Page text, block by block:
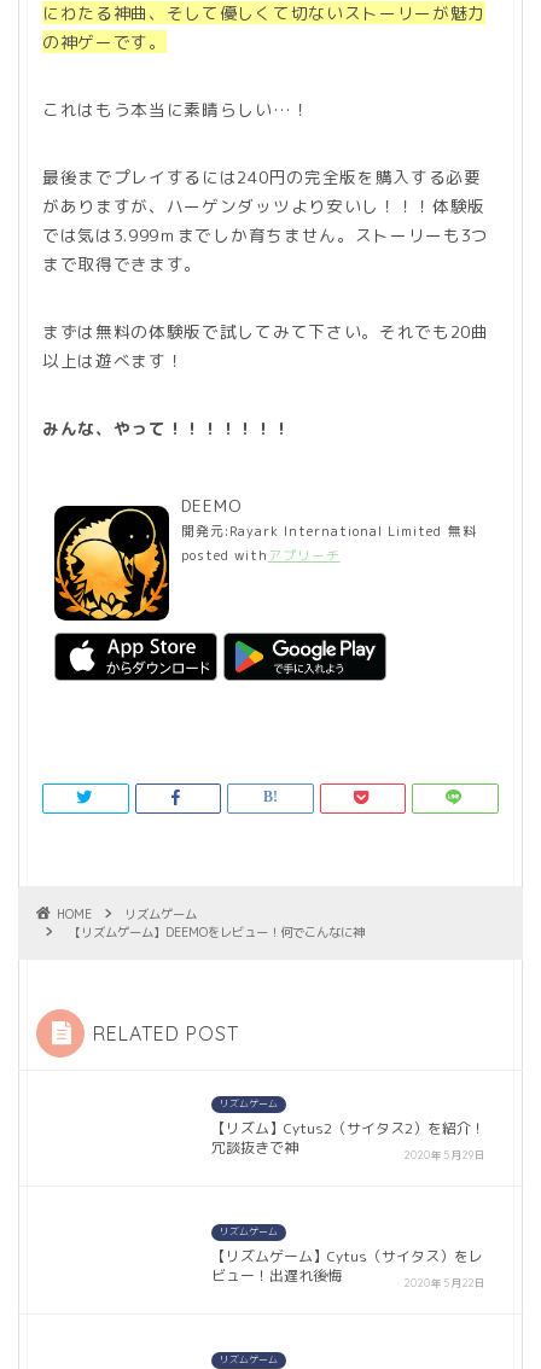
にわたる神曲、そして優しくて切ないストーリーが魅力
の神ゲーです。
これはもう本当に素晴らしい…！
最後までプレイするには240円の完全版を購入する必要
がありますが、ハーゲンダッツより安いし！！！体験版
では気は3.999ｍまでしか育ちません。ストーリーも3つ
まで取得できます。
まずは無料の体験版で試してみて下さい。それでも20曲
以上は遊べます！
みんな、やって！！！！！！！
DEEMO
開発元: Rayark International Limited 無料
posted with アプリーチ
HOME
リズムゲーム
【リズムゲーム】DEEMOをレビュー！何でこんなに神
RELATED POST
リズムゲーム
【リズム】Cytus2（サイタス2）を紹介！
冗談抜きで神
2020年5月29日
リズムゲーム
【リズムゲーム】Cytus（サイタス）をレ
ビュー！出遅れ後悔
2020年5月22日
リズムゲーム